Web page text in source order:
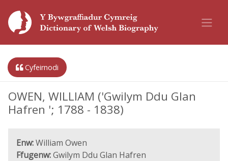
Cyfeirnodi
OWEN, WILLIAM ('Gwilym Ddu Glan
Hafren '; 1788 - 1838)
Enw:William Owen
Ffugenw:Gwilym Ddu Glan Hafren